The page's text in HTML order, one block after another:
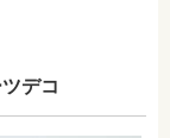
デコ